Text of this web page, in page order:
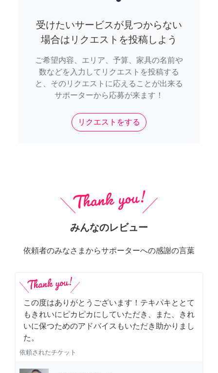
受けたいサービスが見つからない
場合はリクエストを投稿しよう
ご希望内容、エリア、予算、家具の名前や
数などを入力してリクエストを投稿する
と、そのリクエストに応えることが出来る
サポーターから応募が来ます！
リクエストをする
みんなのレビュー
依頼者のみなさまからサポーターへの感謝の言葉
この度はありがとうございます！テキパキととて
もきれいにピカピカにしていただき、また、きれ
いに保つためのアドバイスもいただき助かりまし
た。
依頼されたチケット